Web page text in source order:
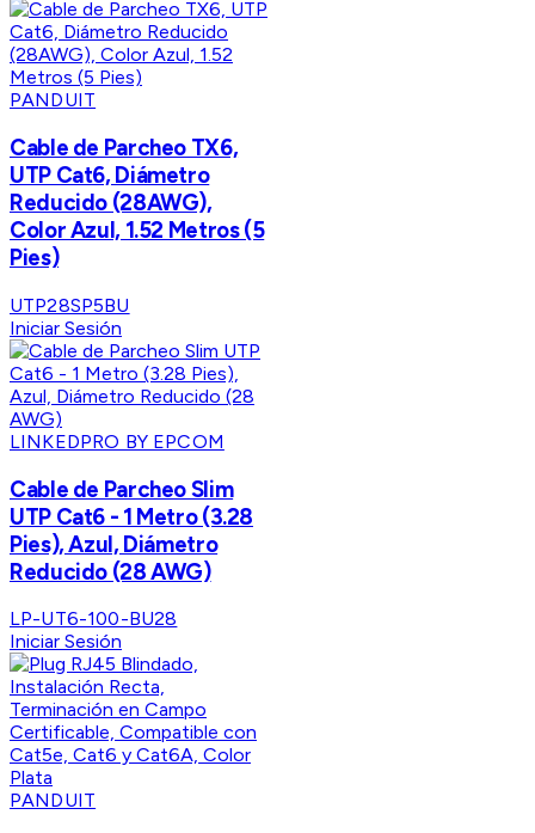
PANDUIT
Cable de Parcheo TX6,
UTP Cat6, Diámetro
Reducido (28AWG),
Color Azul, 1.52 Metros (5
Pies)
UTP28SP5BU
Iniciar Sesión
LINKEDPRO BY EPCOM
Cable de Parcheo Slim
UTP Cat6 - 1 Metro (3.28
Pies), Azul, Diámetro
Reducido (28 AWG)
LP-UT6-100-BU28
Iniciar Sesión
PANDUIT